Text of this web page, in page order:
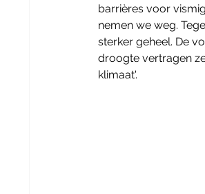
barrières voor
nemen we weg.
sterker geheel. De
droogte vertragen
klimaat'.